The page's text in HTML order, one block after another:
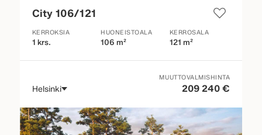
City 106/121
KERROKSIA
1 krs.
HUONEISTOALA
106 m²
KERROSALA
121 m²
Helsinki
MUUTTOVALMISHINTA
209 240 €